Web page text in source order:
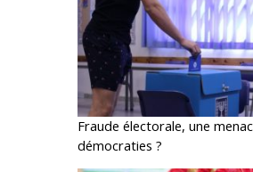
Fraude électorale, une
démocraties ?